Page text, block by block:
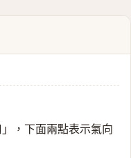
，下面兩點表示氣向